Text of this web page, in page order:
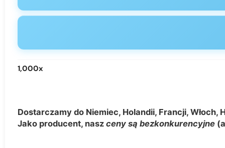
1,000x
Dostarczamy do Niemiec, Holandii, Francji,
Jako producent, nasz ceny są bezkonkurencyjne